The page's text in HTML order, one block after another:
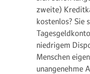
zweite)
kostenlos? Sie
niedrigem
Menschen
unangenehme